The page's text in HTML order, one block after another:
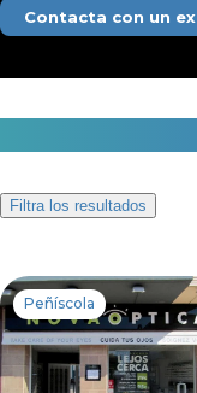
Contacta con un
1 centro
Filtra los resultados
Peñíscola